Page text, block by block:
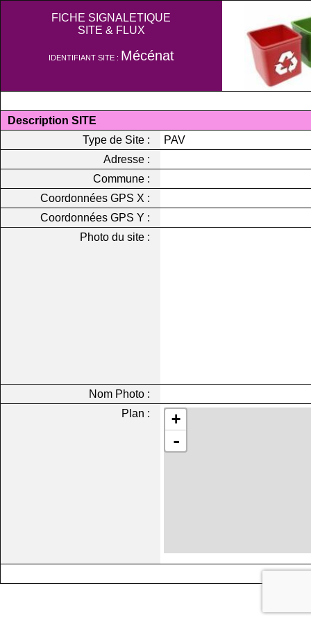
FICHE SIGNALETIQUE
SITE & FLUX
IDENTIFIANT SITE : Mécénat
Description SITE
Type de Site :
PAV
Adresse :
Commune :
Coordonnées GPS X :
Coordonnées GPS Y :
Photo du site :
Nom Photo :
Plan :
+
-